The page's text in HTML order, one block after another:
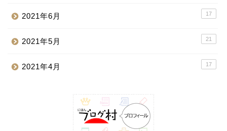
2021年6月 17
2021年5月 21
2021年4月 17